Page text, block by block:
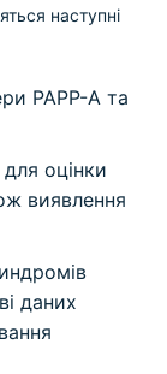
наступні
PAPP-A та
оцінки
виявлення
даних